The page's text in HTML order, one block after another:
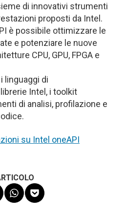
di innovativi strumenti
proposti da Intel.
è possibile ottimizzare le
e potenziare le nuove
CPU, GPU, FPGA e
linguaggi di
Intel, i toolkit
di analisi, profilazione e
su Intel oneAPI
Share
on
Share
on